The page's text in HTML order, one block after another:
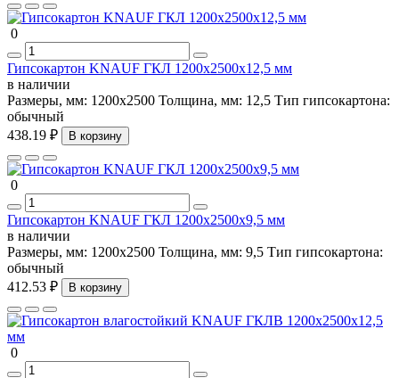
0
Гипсокартон KNAUF ГКЛ 1200х2500х12,5 мм
в наличии
Размеры, мм: 1200х2500 Толщина, мм: 12,5 Тип гипсокартона:
обычный
438.19 ₽
В корзину
0
Гипсокартон KNAUF ГКЛ 1200х2500х9,5 мм
в наличии
Размеры, мм: 1200х2500 Толщина, мм: 9,5 Тип гипсокартона:
обычный
412.53 ₽
В корзину
0